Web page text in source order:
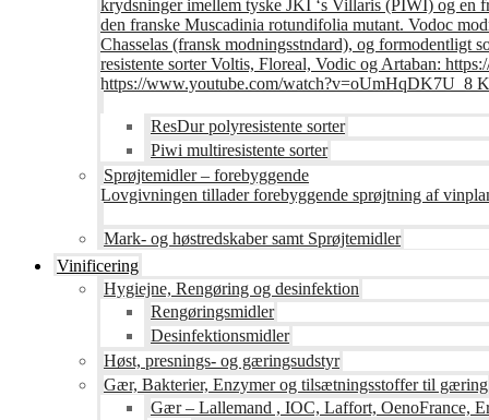
krydsninger imellem tyske JKI ‘s Villaris (PIWI) og en
den franske Muscadinia rotundifolia mutant. Vodoc
Chasselas (fransk modningsstndard), og formodentligt
resistente sorter Voltis, Floreal, Vodic og Artaban:
https://www.youtube.com/watch?v=oUmHqDK7U_8
ResDur polyresistente sorter
Piwi multiresistente sorter
Sprøjtemidler – forebyggende
Lovgivningen tillader forebyggende sprøjtning af
Mark- og høstredskaber samt Sprøjtemidler
Vinificering
Hygiejne, Rengøring og desinfektion
Rengøringsmidler
Desinfektionsmidler
Høst, presnings- og gæringsudstyr
Gær, Bakterier, Enzymer og tilsætningsstoffer til gæring
Gær – Lallemand , IOC, Laffort, OenoFrance,